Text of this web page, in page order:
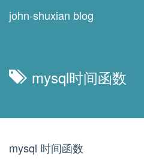
john-shuxian blog
mysql时间函数
mysql 时间函数